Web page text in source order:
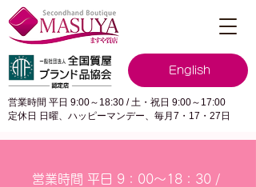
English
営業時間 平日 9:00～18:30 / 土・祝日 9:00～17:00
定休日 日曜、ハッピーマンデー、毎月7・17・27日
営業時間 平日 9：00～18：30 /